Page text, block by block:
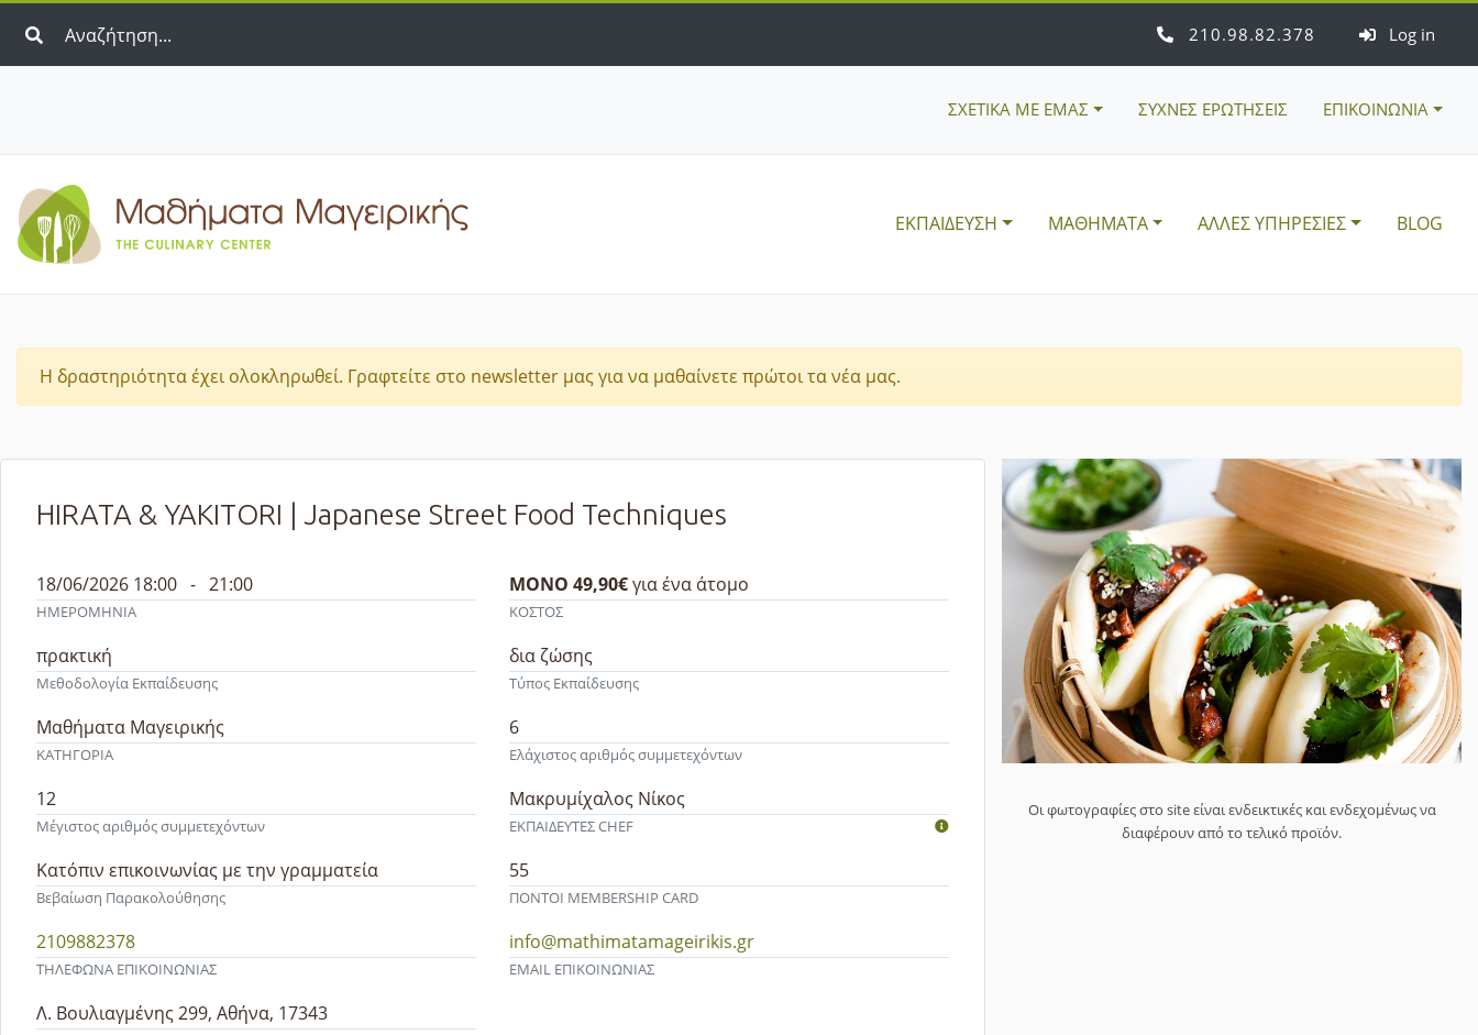
210 98 82 378 Log in
ΣΧΕΤΙΚΑ ΜΕ ΕΜΑΣ ΣΥΧΝΕΣ ΕΡΩΤΗΣΕΙΣ ΕΠΙΚΟΙΝΩΝΙΑ
ΕΚΠΑΙΔΕΥΣΗ ΜΑΘΗΜΑΤΑ ΑΛΛΕΣ ΥΠΗΡΕΣΙΕΣ BLOG
Η δραστηριότητα έχει ολοκληρωθεί. Γραφτείτε στο newsletter μας για να μαθαίνετε πρώτοι τα νέα μας.
HIRATA & YAKITORI | Japanese Street Food Techniques
ΗΜΕΡΟΜΗΝΙΑ
18/06/2026 18:00 - 21:00
ΚΟΣΤΟΣ
ΜΟΝΟ 49,90€για ένα άτομο
Μεθοδολογία Εκπαίδευσης
πρακτική
Τύπος Εκπαίδευσης
δια ζώσης
ΚΑΤΗΓΟΡΙΑ
Μαθήματα Μαγειρικής
Ελάχιστος αριθμός συμμετεχόντων
6
Μέγιστος αριθμός συμμετεχόντων
12
ΕΚΠΑΙΔΕΥΤEΣ CHEF
Μακρυμίχαλος Νίκος
Βεβαίωση Παρακολούθησης
Κατόπιν επικοινωνίας με την γραμματεία
ΠΟΝΤΟΙ MEMBERSHIP CARD
55
ΤΗΛΕΦΩΝΑ ΕΠΙΚΟΙΝΩΝΙΑΣ
2109882378
EMAIL ΕΠΙΚΟΙΝΩΝΙΑΣ
info@mathimatamageirikis.gr
Λ. Βουλιαγμένης 299, Αθήνα, 17343
Οι φωτογραφίες στο site είναι ενδεικτικές και ενδεχομένως να
διαφέρουν από το τελικό προϊόν.